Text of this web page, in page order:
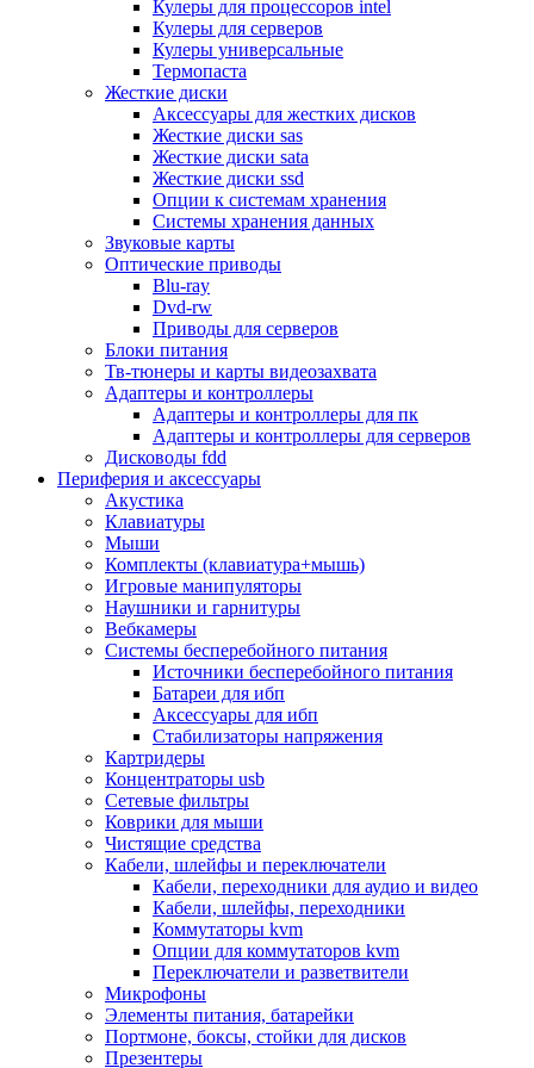
Микрофоны
Элементы питания, батарейки
Портмоне, боксы, стойки для дисков
Презентеры
Виртуальные очки
Аксессуары и опции для ноутбуков
Клавиатуры для ноутбуков
Сумки
Адаптеры и зарядные устройства
Подставки
Док станции, порт репликаторы
Батареи
Разное
Носители информации
Внешние жесткие диски
Карты памяти
Оптические носители
Blu-ray
Cd-r
Cd-rw
Dvd-r
Dvdrw
Серверы
Программное обеспечение
Операционные системы
Антивирусное по
Офисные приложения
Неттопы, тонкие клиенты, платформы nuc
Микрокомпьютеры
Опции для компьютеров
Бытовая техника
Кухонная техника
Блендеры, измельчители
Блинницы
Вакуумные упаковщики
Весы кухонные
Гриль
Дистилляторы
Йогуртницы
Кофеварки и кофемашины
Кофемолки
Кухонные комбайны
Ломтерезки
Микроволновые печи
Миксеры
Мини-печи
Мойки
Мультиварки
Кулеры для процессоров intel
Кулеры для серверов
Кулеры универсальные
Термопаста
Жесткие диски
Аксессуары для жестких дисков
Жесткие диски sas
Жесткие диски sata
Жесткие диски ssd
Опции к системам хранения
Системы хранения данных
Звуковые карты
Оптические приводы
Blu-ray
Dvd-rw
Приводы для серверов
Блоки питания
Тв-тюнеры и карты видеозахвата
Адаптеры и контроллеры
Адаптеры и контроллеры для пк
Адаптеры и контроллеры для серверов
Дисководы fdd
Периферия и аксессуары
Акустика
Клавиатуры
Мыши
Комплекты (клавиатура+мышь)
Игровые манипуляторы
Наушники и гарнитуры
Вебкамеры
Системы бесперебойного питания
Источники бесперебойного питания
Батареи для ибп
Аксессуары для ибп
Стабилизаторы напряжения
Картридеры
Концентраторы usb
Сетевые фильтры
Коврики для мыши
Чистящие средства
Кабели, шлейфы и переключатели
Кабели, переходники для аудио и видео
Кабели, шлейфы, переходники
Коммутаторы kvm
Опции для коммутаторов kvm
Переключатели и разветвители
Микрофоны
Элементы питания, батарейки
Портмоне, боксы, стойки для дисков
Презентеры